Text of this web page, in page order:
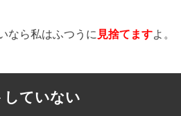
なら私はふつうに 見捨てますよ。
していない